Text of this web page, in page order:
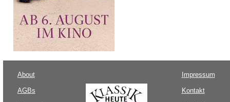
About
AGBs
Impressum
Kontakt